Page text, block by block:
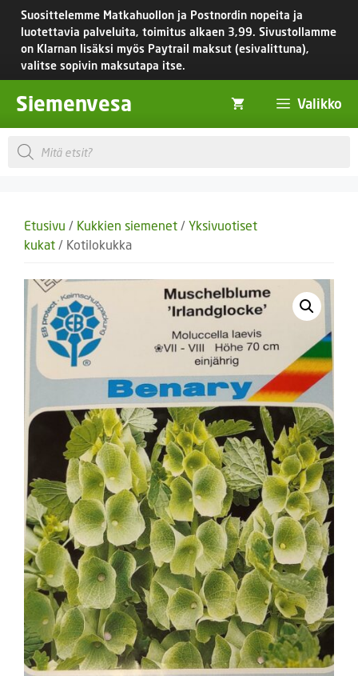
Siirry
sisältöön
Suosittelemme Matkahuollon ja Postnordin nopeita ja
luotettavia palveluita, toimitus alkaen 3,99. Sivustollamme
on Klarnan lisäksi myös Paytrail maksut (esivalittuna),
valitse sopivin maksutapa itse.
Siemenvesa Valikko
Products
search
Etusivu / Kukkien siemenet / Yksivuotiset
kukat / Kotilokukka